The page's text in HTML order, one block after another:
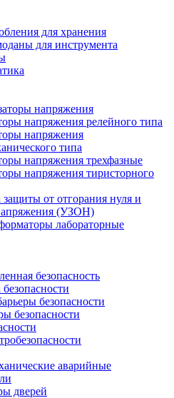
для хранения
для инструмента
напряжения
напряжения релейного типа
напряжения
типа
напряжения трехфазные
напряжения тиристорного
защиты от отгорания нуля и
(УЗОН)
лабораторные
безопасность
безопасности
безопасности
аварийные
дверей